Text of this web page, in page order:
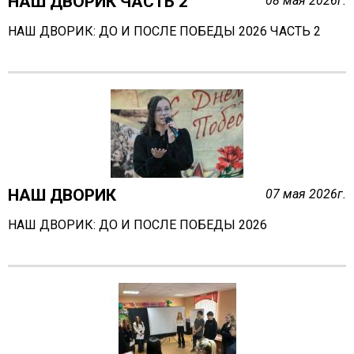
13.04.2022 В состоянии ресурса (экскурсия на ТК
"Дзержинск")
Дзержинский театр кукол)
30.03.2022 Большая психологическая игра
"Территория успеха" (3 часть)
24.03.2022 Большая психологическая игра
"Территория успеха" (2 часть)
16.03.2022 Большая психологическая игра
"Территория успеха"
"Утиное озеро"
22.02.2022 Проект "Цифровая культура". Дагестан
27.01.2022 Большая психологическаяигра "Мир
открытых дверей"
НАШ ДВОРИК: ДО И ПОСЛЕ ПОБЕДЫ 2026 ЧАСТЬ 2
НАШ ДВОРИК 07 мая 2026г.
НАШ ДВОРИК: ДО И ПОСЛЕ ПОБЕДЫ 2026